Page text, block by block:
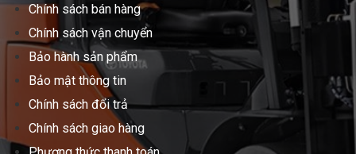
Chính sách bán hàng
Chính sách vận chuyển
Bảo hành sản phẩm
Bảo mật thông tin
Chính sách đổi trả
Chính sách giao hàng